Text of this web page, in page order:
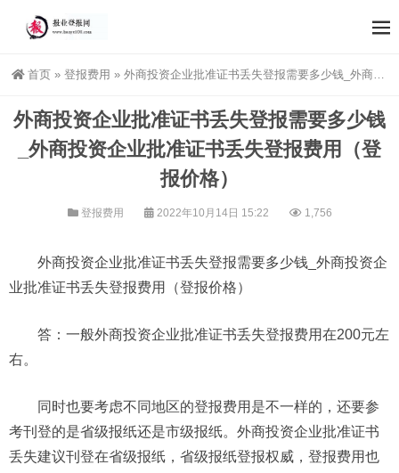
首页 » 登报费用 » 外商投资企业批准证书丢失登报需要多少钱_外商投资企业批准证书丢失登报费用（登报价格）
外商投资企业批准证书丢失登报需要多少钱
_外商投资企业批准证书丢失登报费用（登
报价格）
登报费用 2022年10月14日 15:22 1,756
外商投资企业批准证书丢失登报需要多少钱_外商投资企
业批准证书丢失登报费用（登报价格）
答：一般外商投资企业批准证书丢失登报费用在200元左
右。
同时也要考虑不同地区的登报费用是不一样的，还要参
考刊登的是省级报纸还是市级报纸。外商投资企业批准证书
丢失建议刊登在省级报纸，省级报纸登报权威，登报费用也